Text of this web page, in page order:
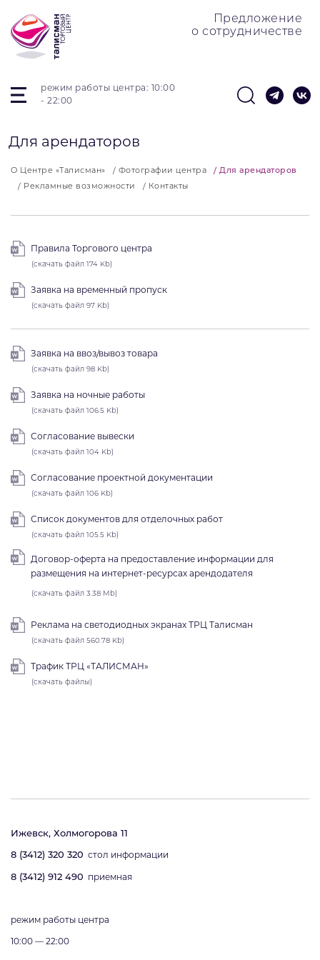
режим работы центра: 10:00
- 22:00
Предложение
о сотрудничестве
Для арендаторов
О Центре «Талисман» Фотографии центра
Для арендаторов
Рекламные возможности
Контакты
Правила Торгового центра
(скачать файл 174 Kb)
Заявка на временный пропуск
(скачать файл 97 Kb)
Заявка на ввоз/вывоз товара
(скачать файл 98 Kb)
Заявка на ночные работы
(скачать файл 106.5 Kb)
Согласование вывески
(скачать файл 104 Kb)
Согласование проектной документации
(скачать файл 106 Kb)
Список документов для отделочных работ
(скачать файл 105.5 Kb)
Договор-оферта на предоставление информации для
размещения на интернет-ресурсах арендодателя
(скачать файл 3.38 Mb)
Реклама на светодиодных экранах ТРЦ Талисман
(скачать файл 560.78 Kb)
Трафик ТРЦ «ТАЛИСМАН»
(скачать файлы)
Ижевск, Холмогорова 11
8 (3412) 320 320 стол информации
8 (3412) 912 490 приемная
режим работы центра
10:00 — 22:00